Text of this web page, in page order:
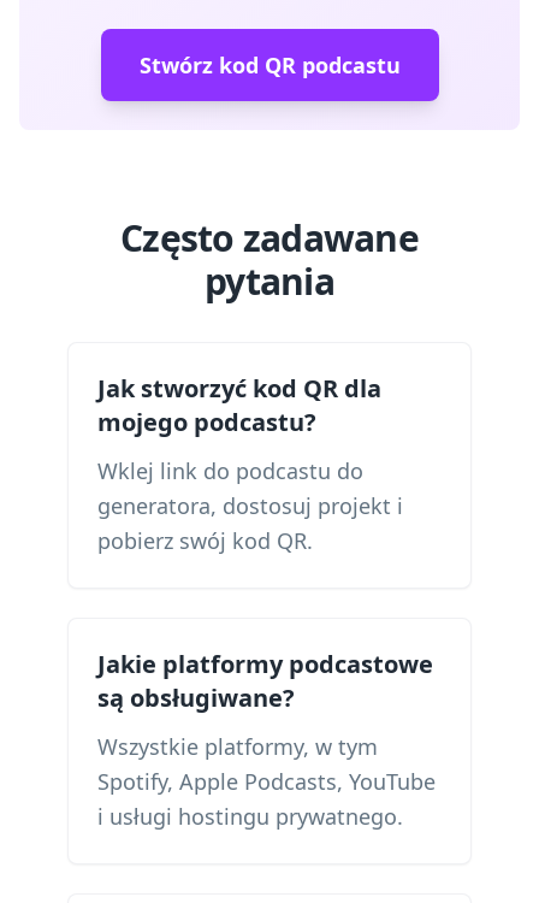
Stwórz kod QR podcastu
Często zadawane
pytania
Jak stworzyć kod QR dla
mojego podcastu?
Wklej link do podcastu do
generatora, dostosuj projekt i
pobierz swój kod QR.
Jakie platformy podcastowe
są obsługiwane?
Wszystkie platformy, w tym
Spotify, Apple Podcasts, YouTube
i usługi hostingu prywatnego.